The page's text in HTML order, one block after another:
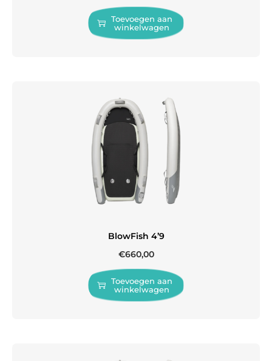
Toevoegen aan
winkelwagen
BlowFish 4’9
€660,00
Toevoegen aan
winkelwagen